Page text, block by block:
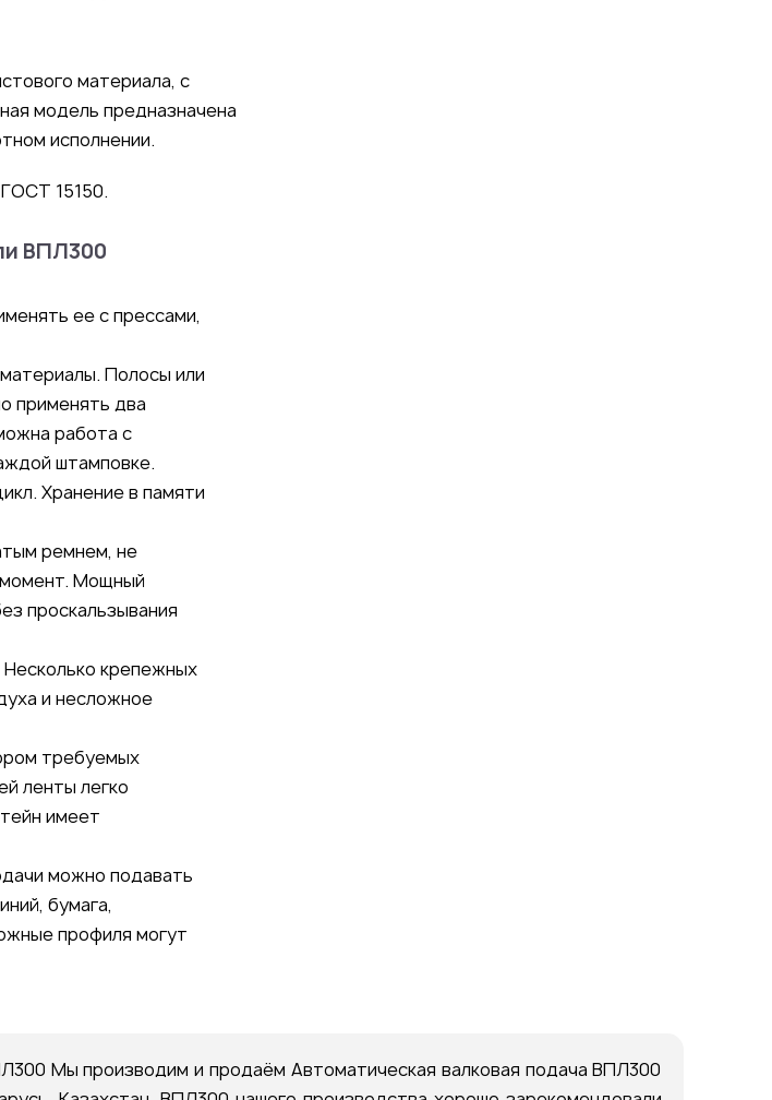
материала, с
модель предназначена
исполнении.
15150.
ВПЛ300
ее с прессами,
Полосы или
применять два
работа с
штамповке.
Хранение в памяти
ремнем, не
Мощный
проскальзывания
Несколько крепежных
и несложное
требуемых
ленты легко
имеет
можно подавать
бумага,
профиля могут
Мы производим и продаём Автоматическая валковая подача ВПЛ300